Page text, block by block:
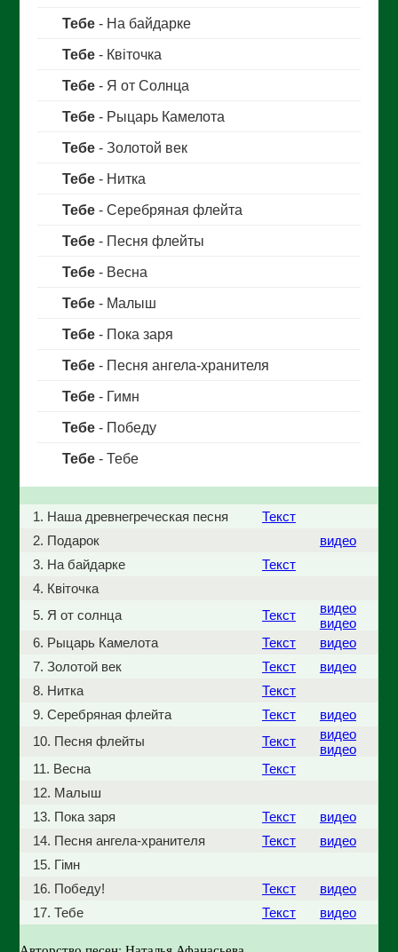
Тебе - На байдарке
Тебе - Квiточка
Тебе - Я от Солнца
Тебе - Рыцарь Камелота
Тебе - Золотой век
Тебе - Нитка
Тебе - Серебряная флейта
Тебе - Песня флейты
Тебе - Весна
Тебе - Малыш
Тебе - Пока заря
Тебе - Песня ангела-хранителя
Тебе - Гимн
Тебе - Победу
Тебе - Тебе
1. Наша древнегреческая песня
Текст
2. Подарок
видео
3. На байдарке
Текст
4. Квiточка
5. Я от солнца
Текст
видео
видео
6. Рыцарь Камелота
Текст
видео
7. Золотой век
Текст
видео
8. Нитка
Текст
9. Серебряная флейта
Текст
видео
10. Песня флейты
Текст
видео
видео
11. Весна
Текст
12. Малыш
13. Пока заря
Текст
видео
14. Песня ангела-хранителя
Текст
видео
15. Гiмн
16. Победу!
Текст
видео
17. Тебе
Текст видео